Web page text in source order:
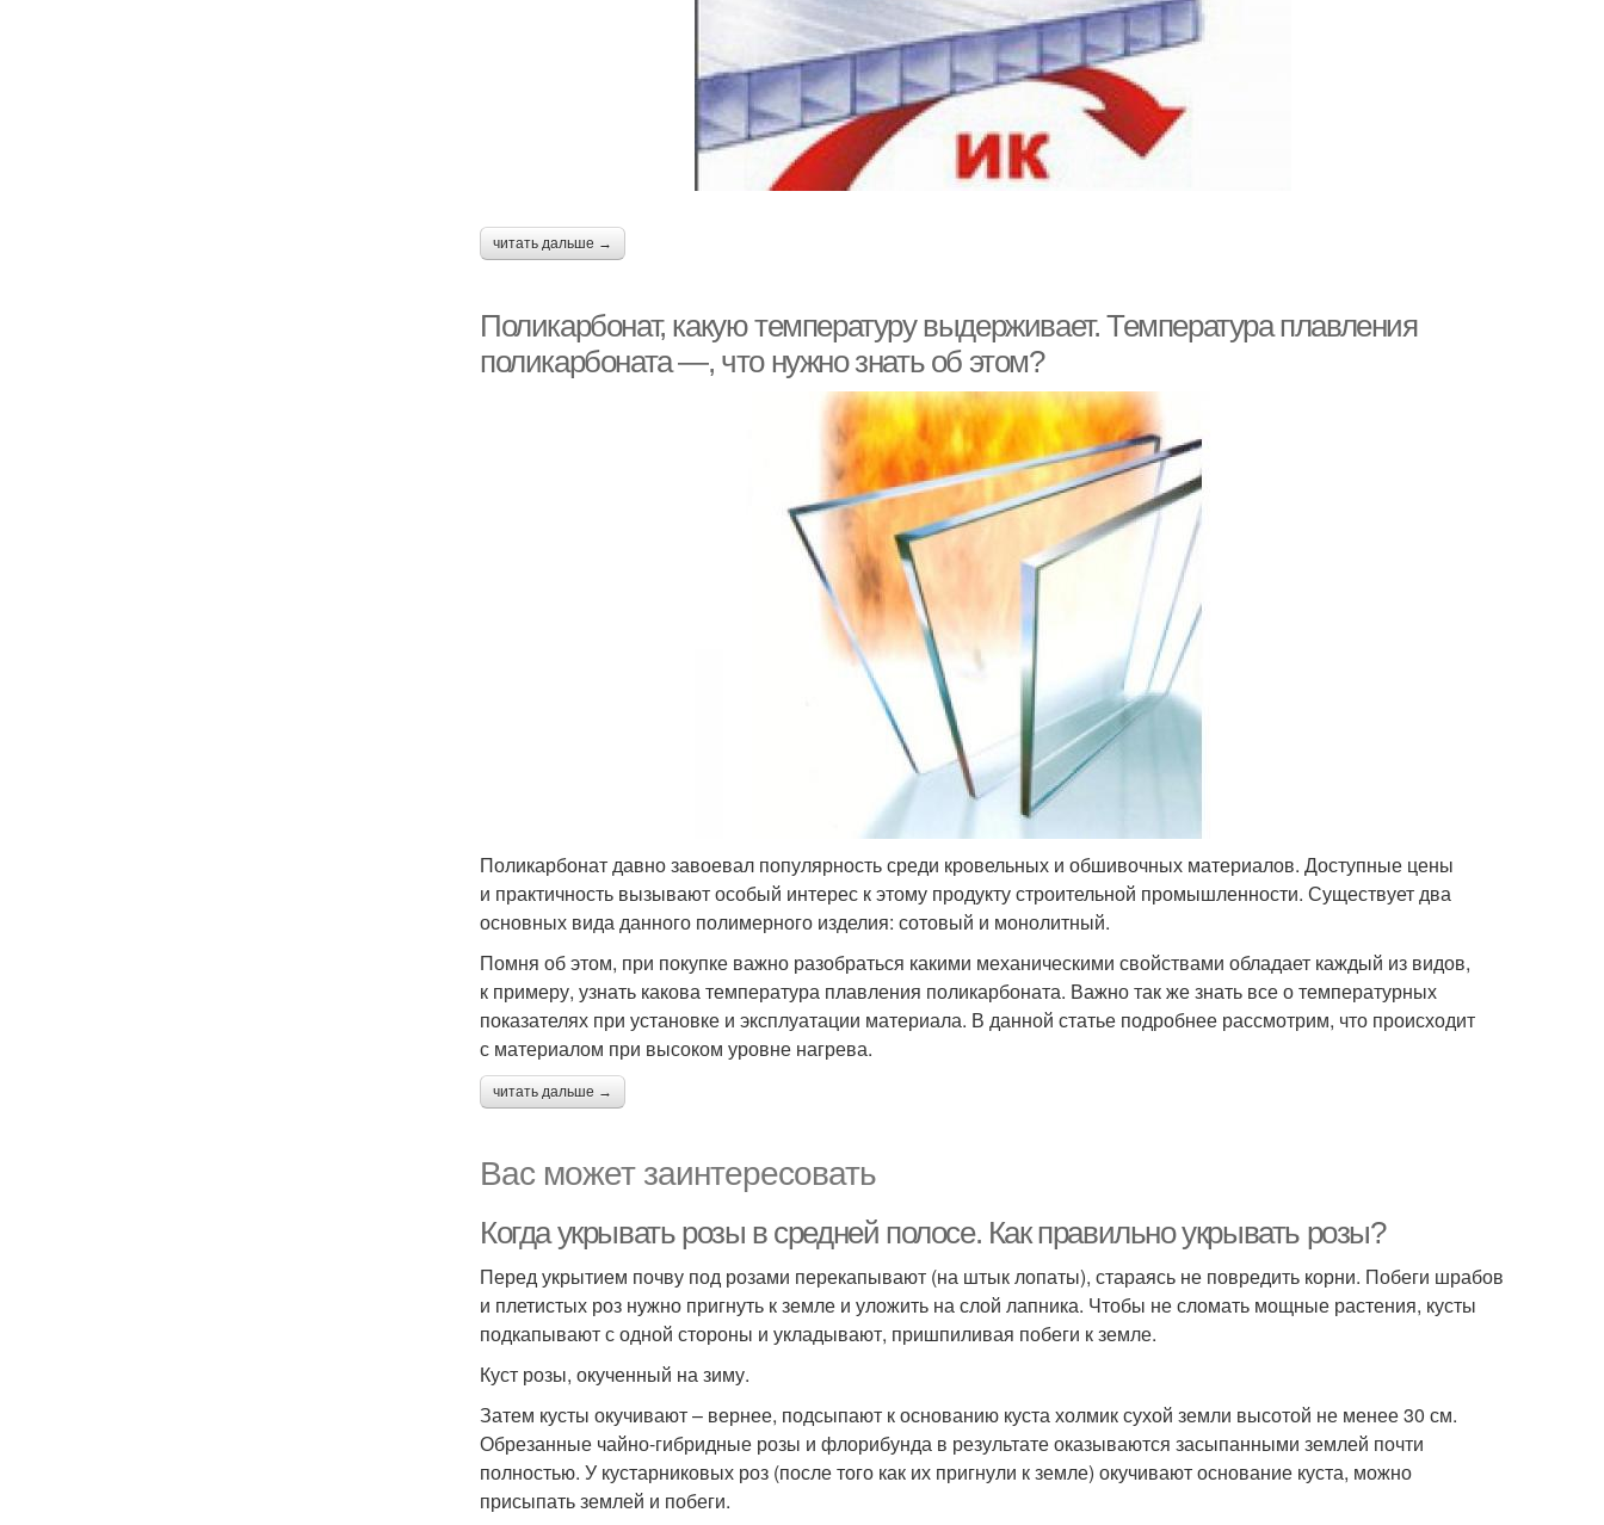
читать дальше →
Поликарбонат, какую температуру выдерживает. Температура плавления
поликарбоната —, что нужно знать об этом?
Поликарбонат давно завоевал популярность среди кровельных и обшивочных материалов. Доступные цены
и практичность вызывают особый интерес к этому продукту строительной промышленности. Существует два
основных вида данного полимерного изделия: сотовый и монолитный.
Помня об этом, при покупке важно разобраться какими механическими свойствами обладает каждый из видов,
к примеру, узнать какова температура плавления поликарбоната. Важно так же знать все о температурных
показателях при установке и эксплуатации материала. В данной статье подробнее рассмотрим, что происходит
с материалом при высоком уровне нагрева.
читать дальше →
Вас может заинтересовать
Когда укрывать розы в средней полосе. Как правильно укрывать розы?
Перед укрытием почву под розами перекапывают (на штык лопаты), стараясь не повредить корни. Побеги шрабов
и плетистых роз нужно пригнуть к земле и уложить на слой лапника. Чтобы не сломать мощные растения, кусты
подкапывают с одной стороны и укладывают, пришпиливая побеги к земле.
Куст розы, окученный на зиму.
Затем кусты окучивают – вернее, подсыпают к основанию куста холмик сухой земли высотой не менее 30 см.
Обрезанные чайно-гибридные розы и флорибунда в результате оказываются засыпанными землей почти
полностью. У кустарниковых роз (после того как их пригнули к земле) окучивают основание куста, можно
присыпать землей и побеги.